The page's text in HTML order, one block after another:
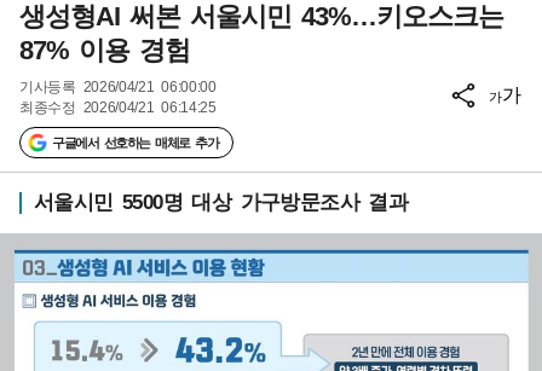
생성형AI 써본 서울시민 43%…키오스크는
87% 이용 경험
기사등록 2026/04/21 06:00:00
최종수정 2026/04/21 06:14:25
구글에서 선호하는 매체로 추가
가가
서울시민 5500명 대상 가구방문조사 결과